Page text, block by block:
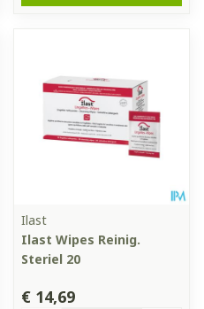
Ilast
Ilast Wipes Reinig.
Steriel 20
€ 14,69